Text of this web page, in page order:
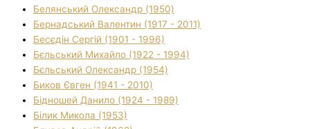
Белянський Олександр (1950)
Бернадський Валентин (1917 - 2011)
Бесєдін Сергій (1901 - 1996)
Бєльський Михайло (1922 - 1994)
Бєльський Олександр (1954)
Биков Євген (1941 - 2010)
Бідношей Данило (1924 - 1989)
Білик Микола (1953)